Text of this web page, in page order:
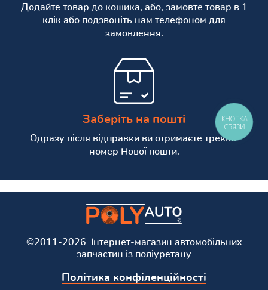
Додайте товар до кошика, або, замовте товар в 1
клік або подзвоніть нам телефоном для
замовлення.
Заберіть на пошті
Одразу після відправки ви отримаєте трекінг
номер Нової пошти.
©2011-2026 Інтернет-магазин автомобільних
запчастин із поліуретану
Політика конфіленційності
КНОПКА
СВЯЗИ